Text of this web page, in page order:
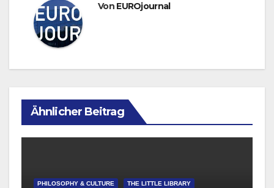
Von EUROjournal
Ähnlicher Beitrag
PHILOSOPHY & CULTURE THE LITTLE LIBRARY